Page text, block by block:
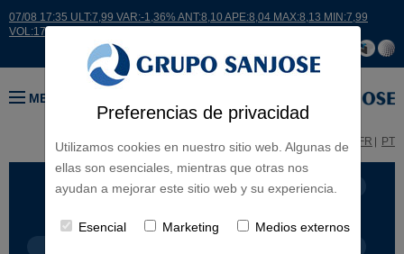
Preferencias de privacidad
Utilizamos cookies en nuestro sitio web. Algunas de
ellas son esenciales, mientras que otras nos
ayudan a mejorar este sitio web y su experiencia.
Esencial Marketing Medios externos
07/08 17:35 ULT:7,99 VAR:-1,36% ANT:8,10 APE:8,04 MAX:8,13 MIN:7,99
VOL:17664
MENÚ
EN FR PT
LÍNEA DE NEGOCIO CONTINENTES